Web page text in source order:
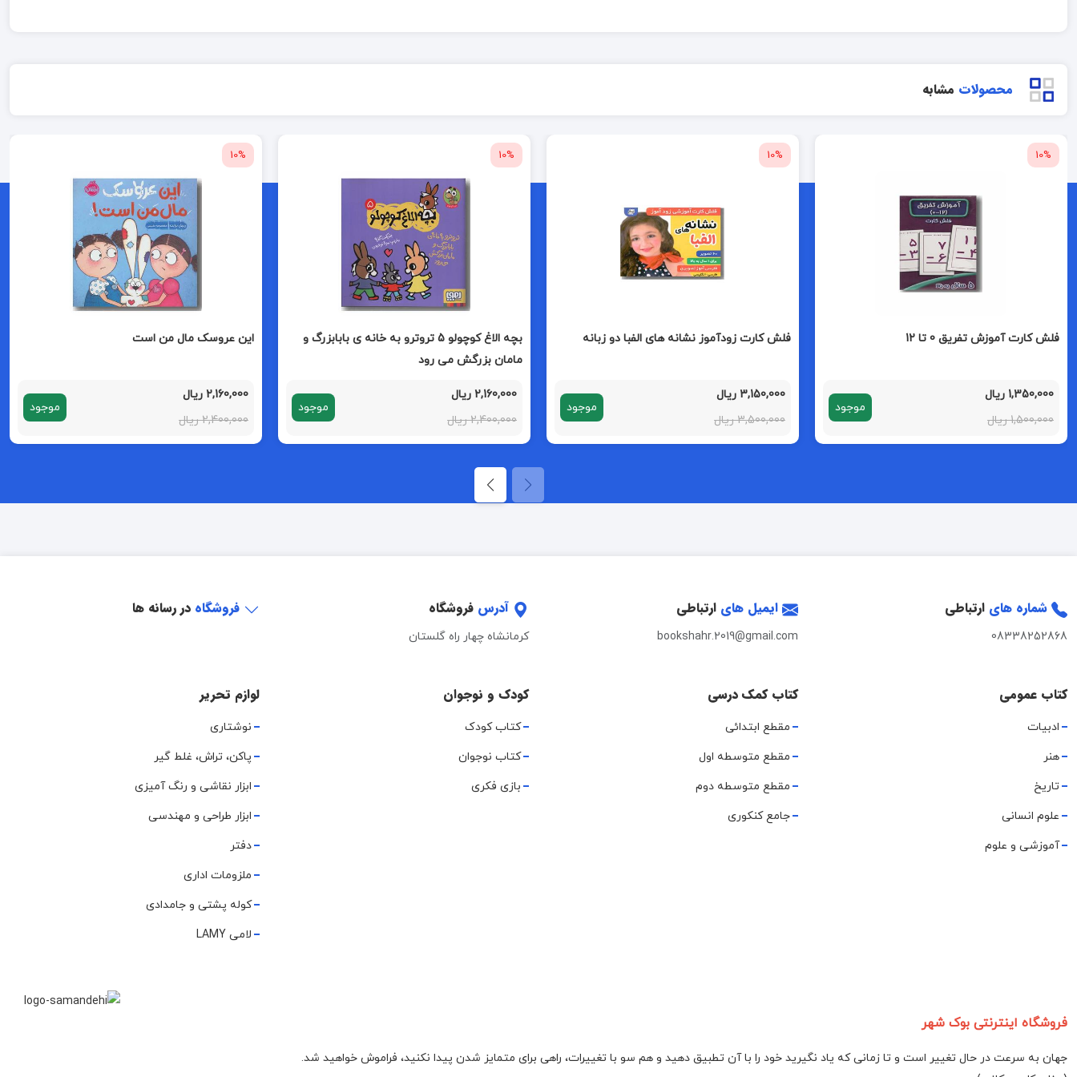
محصولات مشابه
10%
فلش کارت آموزش تفریق 0 تا 12
1,350,000 ریال
1,500,000 ریال
موجود
10%
فلش کارت زودآموز نشانه های الفبا دو زبانه
3,150,000 ریال
3,500,000 ریال
موجود
10%
بچه الاغ کوچولو 5 تروترو به خانه ی بابابزرگ و
مامان بزرگش می رود
2,160,000 ریال
2,400,000 ریال
موجود
10%
این عروسک مال من است
2,160,000 ریال
2,400,000 ریال
موجود
شماره های ارتباطی
08338252868
ایمیل های ارتباطی
bookshahr.2019@gmail.com
آدرس فروشگاه
کرمانشاه چهار راه گلستان
فروشگاه در رسانه ها
کتاب عمومی
ادبیات
هنر
تاریخ
علوم انسانی
آموزشی و علوم
کتاب کمک درسی
مقطع ابتدائی
مقطع متوسطه اول
مقطع متوسطه دوم
جامع کنکوری
کودک و نوجوان
کتاب کودک
کتاب نوجوان
بازی فکری
لوازم تحریر
نوشتاری
پاکن، تراش، غلط گیر
ابزار نقاشی و رنگ آمیزی
ابزار طراحی و مهندسی
دفتر
ملزومات اداری
کوله پشتی و جامدادی
لامی LAMY
فروشگاه اینترنتی بوک شهر
جهان به سرعت در حال تغییر است و تا زمانی که یاد نگیرید خود را با آن تطبیق دهید و هم سو با تغییرات، راهی برای متمایز شدن پیدا نکنید، فراموش خواهید شد.